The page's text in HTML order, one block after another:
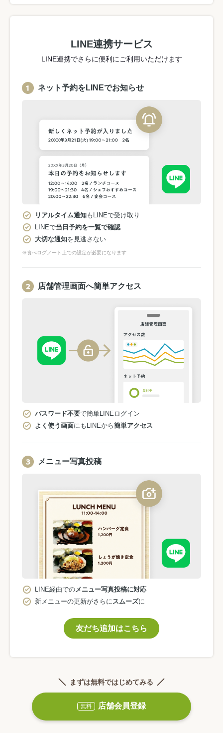
LINE連携サービス
LINE連携でさらに便利にご利用いただけます
ネット予約をLINEでお知らせ
リアルタイム通知もLINEで受け取り
LINEで当日予約を一覧で確認
大切な通知を見逃さない
※食べログノート上での設定が必要になります
店舗管理画面へ簡単アクセス
パスワード不要で簡単LINEログイン
よく使う画面にもLINEから簡単アクセス
メニュー写真投稿
LINE経由での メニュー写真投稿に対応
新メニューの更新がさらに スムーズに
友だち追加はこちら
まずは無料ではじめてみる
無料 店舗会員登録